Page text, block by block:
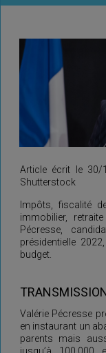
Article écrit le
Shutterstock
Impôts, fiscalité
immobilier,
Pécresse,
présidentielle
budget.
Valérie Pécresse
en instaurant un
parents mais
jusqu’à